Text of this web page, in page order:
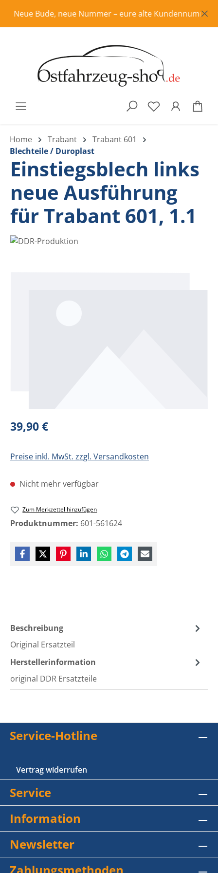
Zum Hauptinhalt springen
Neue Bude, neue Nummer – eure alte Kundennummer
Home Trabant
Trabant 601
Blechteile / Duroplast
Einstiegsblech links
neue Ausführung
für Trabant 601, 1.1
Regulärer Preis:
39,90 €
Preise inkl. MwSt. zzgl. Versandkosten
Nicht mehr verfügbar
Zum Merkzettel hinzufügen
Produktnummer: 601-561624
Beschreibung
Original Ersatzteil
Herstellerinformation
original DDR Ersatzteile
Service-Hotline
Vertrag widerrufen
Service
Information
Newsletter